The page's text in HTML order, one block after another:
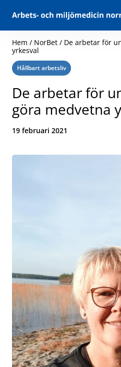
Hem / NorBet / De arbetar för
yrkesval
Kategori:
Hållbart arbetsliv
De arbetar för
göra medvetna
Datum:
19 februari 2021